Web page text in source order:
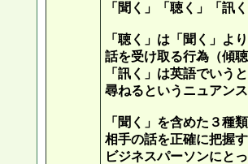
「聞く」「聴く」「訊
「聴く」は「聞く」よ
話を受け取る行為（傾
「訊く」は英語でいう
尋ねるというニュアン
「聞く」を含めた３種
相手の話を正確に把握
ビジネスパーソンにと